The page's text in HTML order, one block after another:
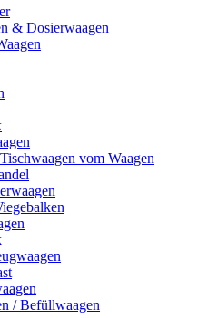
& Dosierwaagen
vom Waagen
/ Befüllwaagen